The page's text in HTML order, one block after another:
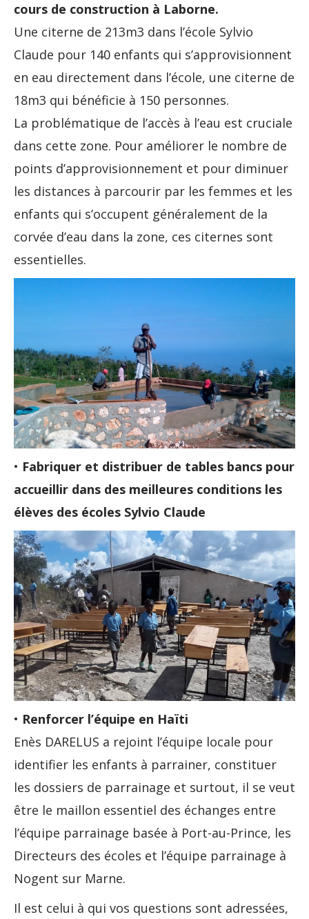
cours de construction à Laborne.
Une citerne de 213m3 dans l’école Sylvio
Claude pour 140 enfants qui s’approvisionnent
en eau directement dans l’école, une citerne de
18m3 qui bénéficie à 150 personnes.
La problématique de l’accès à l’eau est cruciale
dans cette zone. Pour améliorer le nombre de
points d’approvisionnement et pour diminuer
les distances à parcourir par les femmes et les
enfants qui s’occupent généralement de la
corvée d’eau dans la zone, ces citernes sont
essentielles.
• Fabriquer et distribuer de tables bancs pour
accueillir dans des meilleures conditions les
élèves des écoles Sylvio Claude
• Renforcer l’équipe en Haïti
Enès DARELUS a rejoint l’équipe locale pour
identifier les enfants à parrainer, constituer
les dossiers de parrainage et surtout, il se veut
être le maillon essentiel des échanges entre
l’équipe parrainage basée à Port-au-Prince, les
Directeurs des écoles et l’équipe parrainage à
Nogent sur Marne.
Il est celui à qui vos questions sont adressées,